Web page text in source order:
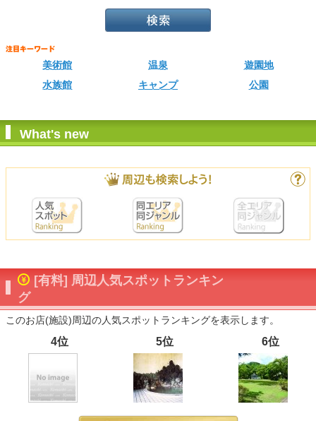
美術館 温泉
遊園地
水族館
キャンプ 公園
What's new
[有料] 周辺人気スポットランキン
グ
このお店(施設)周辺の人気スポットランキングを表示します。
4位 5位 6位